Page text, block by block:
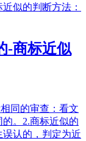
似的判断方法：
-商标近似
同的审查：看文
。2.商标近似的
认的，判定为近